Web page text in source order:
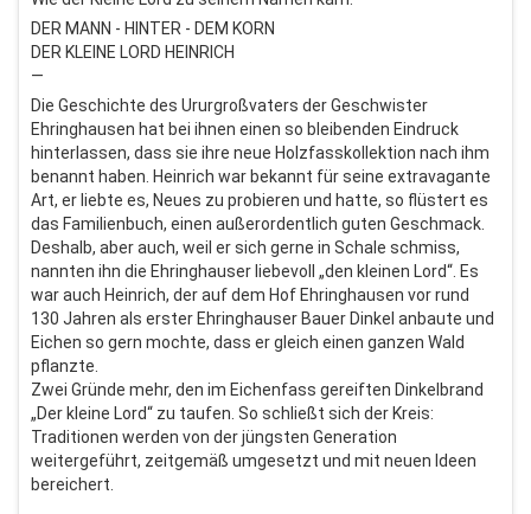
DER MANN - HINTER - DEM KORN
DER KLEINE LORD HEINRICH
—
Die Geschichte des Ururgroßvaters der Geschwister
Ehringhausen hat bei ihnen einen so bleibenden Eindruck
hinterlassen, dass sie ihre neue Holzfasskollektion nach ihm
benannt haben. Heinrich war bekannt für seine extravagante
Art, er liebte es, Neues zu probieren und hatte, so flüstert es
das Familienbuch, einen außerordentlich guten Geschmack.
Deshalb, aber auch, weil er sich gerne in Schale schmiss,
nannten ihn die Ehringhauser liebevoll „den kleinen Lord“. Es
war auch Heinrich, der auf dem Hof Ehringhausen vor rund
130 Jahren als erster Ehringhauser Bauer Dinkel anbaute und
Eichen so gern mochte, dass er gleich einen ganzen Wald
pflanzte.
Zwei Gründe mehr, den im Eichenfass gereiften Dinkelbrand
„Der kleine Lord“ zu taufen. So schließt sich der Kreis:
Traditionen werden von der jüngsten Generation
weitergeführt, zeitgemäß umgesetzt und mit neuen Ideen
bereichert.